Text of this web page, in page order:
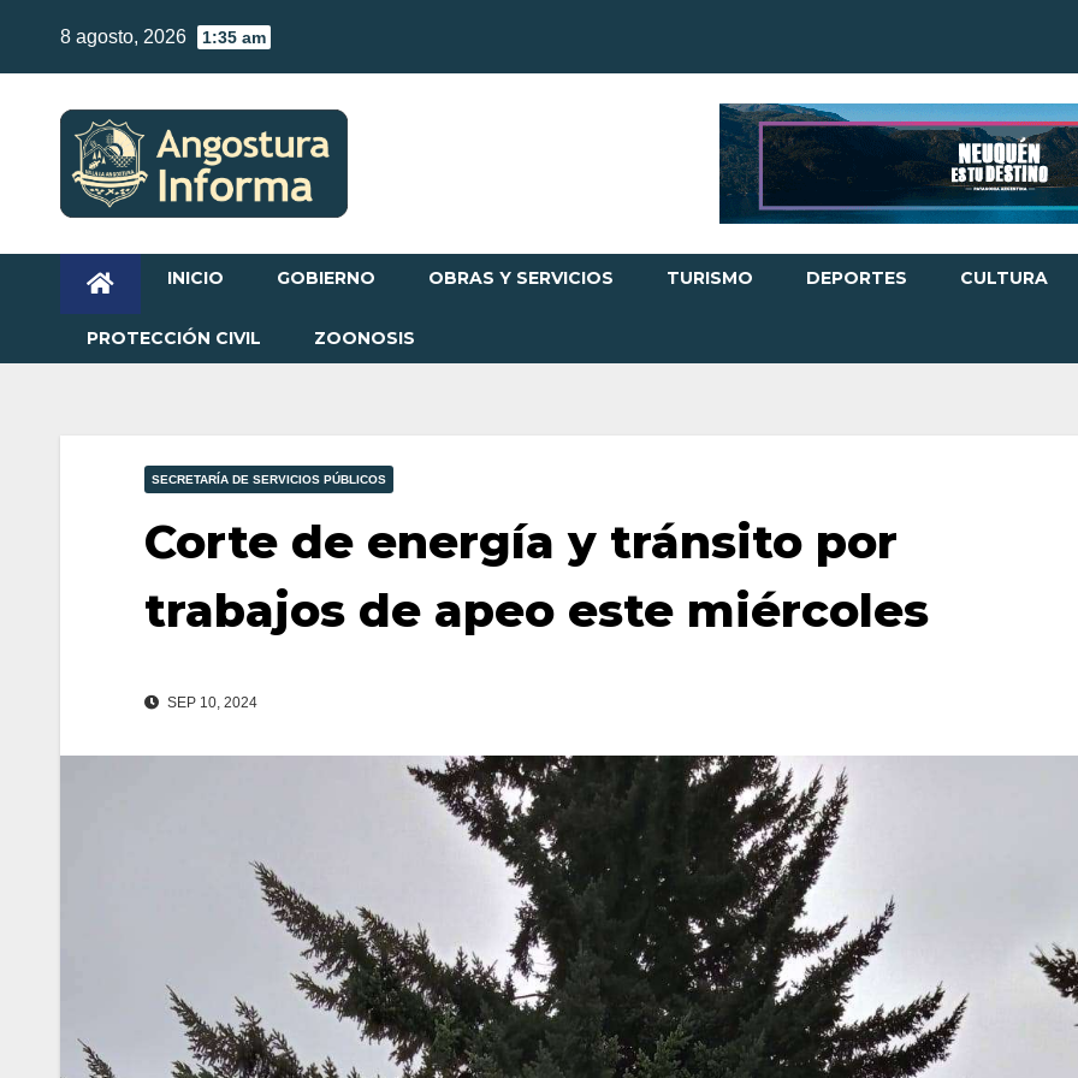
content
8 agosto, 2026 1:35 am
INICIO GOBIERNO OBRAS Y SERVICIOS TURISMO DEPORTES CULTURA
PROTECCIÓN CIVIL ZOONOSIS
SECRETARÍA DE SERVICIOS PÚBLICOS
Corte de energía y tránsito por
trabajos de apeo este miércoles
SEP 10, 2024